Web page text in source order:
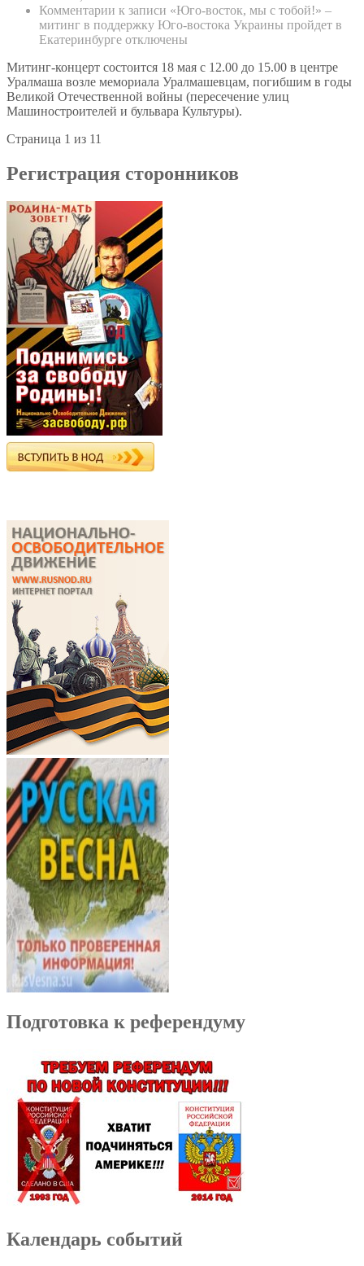
Комментарии к записи «Юго-восток, мы с тобой!» –
митинг в поддержку Юго-востока Украины пройдет в
Екатеринбурге отключены
Митинг-концерт состоится 18 мая с 12.00 до 15.00 в центре
Уралмаша возле мемориала Уралмашевцам, погибшим в годы
Великой Отечественной войны (пересечение улиц
Машиностроителей и бульвара Культуры).
Страница 1 из 11
Регистрация сторонников
Подготовка к референдуму
Календарь событий